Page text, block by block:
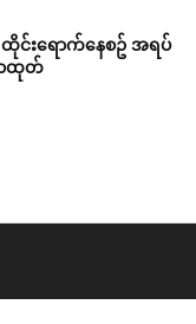
ထိုင်းရောက်နေစဥ် အရပ်
ထုတ်